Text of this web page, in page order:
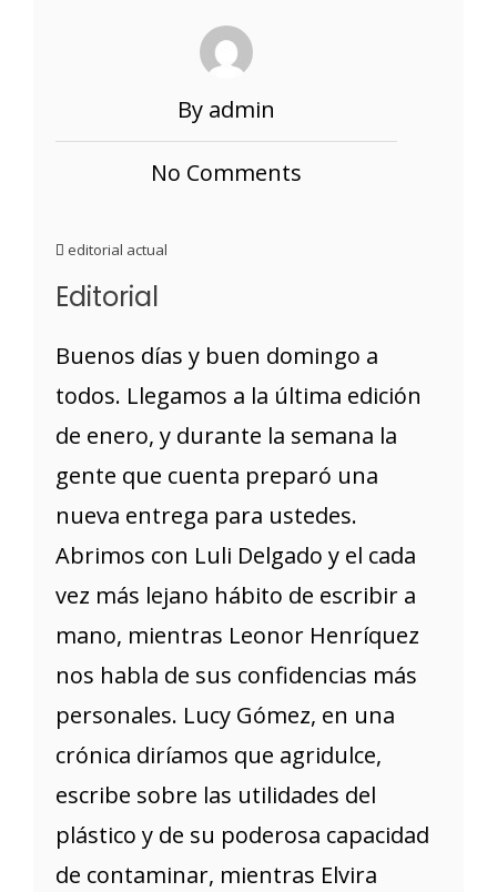
By admin
No Comments
editorial actual
Editorial
Buenos días y buen domingo a
todos. Llegamos a la última edición
de enero, y durante la semana la
gente que cuenta preparó una
nueva entrega para ustedes.
Abrimos con Luli Delgado y el cada
vez más lejano hábito de escribir a
mano, mientras Leonor Henríquez
nos habla de sus confidencias más
personales. Lucy Gómez, en una
crónica diríamos que agridulce,
escribe sobre las utilidades del
plástico y de su poderosa capacidad
de contaminar, mientras Elvira